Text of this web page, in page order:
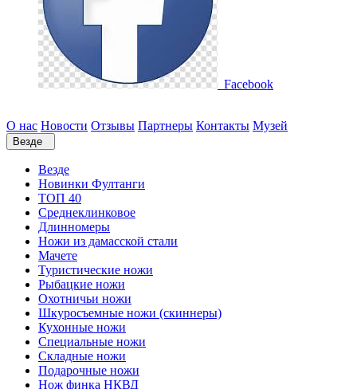
Facebook
О нас Новости Отзывы Партнеры Контакты Музей
Везде
Везде
Новинки Фултанги
ТОП 40
Среднеклинковое
Длинномеры
Ножи из дамасской стали
Мачете
Туристические ножи
Рыбацкие ножи
Охотничьи ножи
Шкуросъемные ножи (скиннеры)
Кухонные ножи
Специальные ножи
Складные ножи
Подарочные ножи
Нож финка НКВД